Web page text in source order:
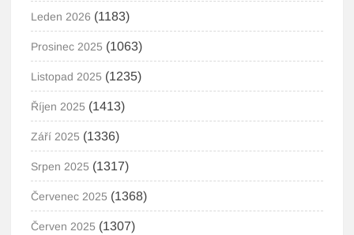
Leden 2026 (1183)
Prosinec 2025 (1063)
Listopad 2025 (1235)
Říjen 2025 (1413)
Září 2025 (1336)
Srpen 2025 (1317)
Červenec 2025 (1368)
Červen 2025 (1307)